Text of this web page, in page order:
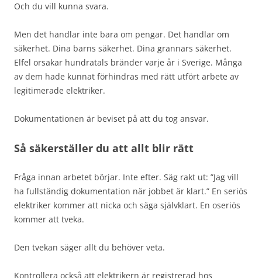
Och du vill kunna svara.
Men det handlar inte bara om pengar. Det handlar om
säkerhet. Dina barns säkerhet. Dina grannars säkerhet.
Elfel orsakar hundratals bränder varje år i Sverige. Många
av dem hade kunnat förhindras med rätt utfört arbete av
legitimerade elektriker.
Dokumentationen är beviset på att du tog ansvar.
Så säkerställer du att allt blir rätt
Fråga innan arbetet börjar. Inte efter. Säg rakt ut: ”Jag vill
ha fullständig dokumentation när jobbet är klart.” En seriös
elektriker kommer att nicka och säga självklart. En oseriös
kommer att tveka.
Den tvekan säger allt du behöver veta.
Kontrollera också att elektrikern är registrerad hos